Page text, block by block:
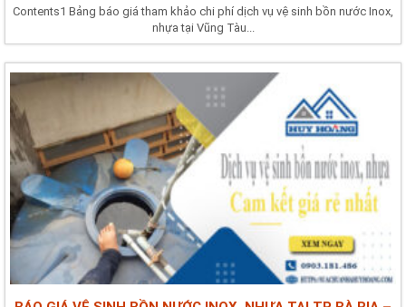
Contents1 Bảng báo giá tham khảo chi phí dịch vụ vệ sinh bồn nước Inox,
nhựa tại Vũng Tàu...